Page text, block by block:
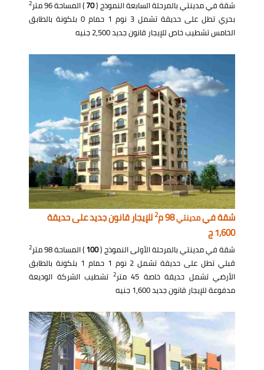
شقة في مدينتي بالمرحلة السابعة النموذج (70) المساحة 96 متر 2
بحري تطل على حديقة تشمل 3 نوم 1 حمام 0 بلكونة بالطابق
الخامس تشطيب خاص للإيجار قانون جديد 2,500 جنيه
شقة فيمدينتي98 م 2للإيجار قانون جديد على حديقة
1,600 ج
شقة في مدينتي بالمرحلة الأولى النموذج (100) المساحة 98 متر 2
قبلي تطل على حديقة تشمل 2 نوم 1 حمام 1 بلكونة بالطابق
الأرضي تشمل حديقة خاصة 45 متر
2 تشطيب الشركة الوديعة
مدفوعة للإيجار قانون جديد 1,600 جنيه